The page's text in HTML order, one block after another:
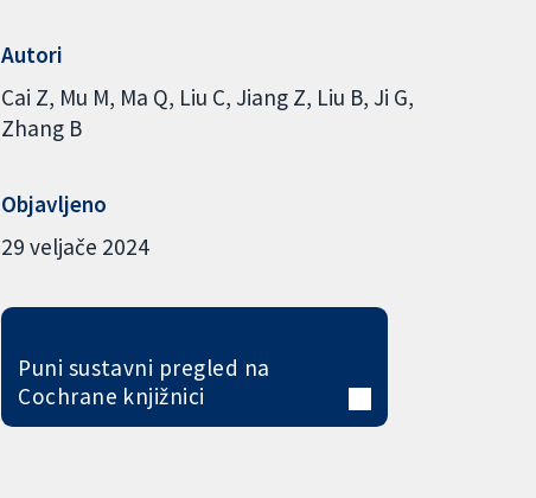
Autori
Cai Z Mu M Ma Q Liu C Jiang Z Liu B Ji G
Zhang B
Objavljeno
29 veljače 2024
Puni sustavni pregled na
Cochrane knjižnici